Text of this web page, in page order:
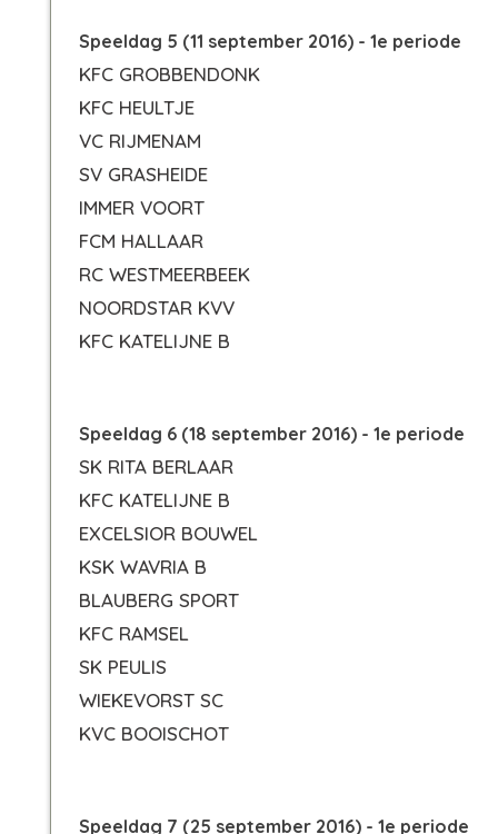
Speeldag 5 (11 september 2016) - 1e periode
KFC GROBBENDONK
KFC HEULTJE
VC RIJMENAM
SV GRASHEIDE
IMMER VOORT
FCM HALLAAR
RC WESTMEERBEEK
NOORDSTAR KVV
KFC KATELIJNE B
Speeldag 6 (18 september 2016) - 1e periode
SK RITA BERLAAR
KFC KATELIJNE B
EXCELSIOR BOUWEL
KSK WAVRIA B
BLAUBERG SPORT
KFC RAMSEL
SK PEULIS
WIEKEVORST SC
KVC BOOISCHOT
Speeldag 7 (25 september 2016) - 1e periode